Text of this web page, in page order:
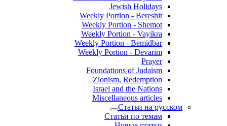
Jewish Holidays
Weekly Portion - Bereshit
Weekly Portion - Shemot
Weekly Portion - Vayikra
Weekly Portion - Bemidbar
Weekly Portion - Devarim
Prayer
Foundations of Judaism
Zionism, Redemption
Israel and the Nations
Miscellaneous articles
Статьи на русском
Статьи по темам